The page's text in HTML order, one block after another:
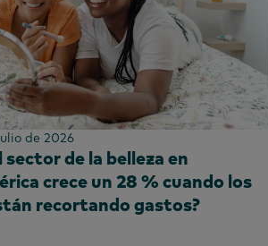
de 2026
sector de la belleza en
crece un 28 % cuando los
recortando gastos?